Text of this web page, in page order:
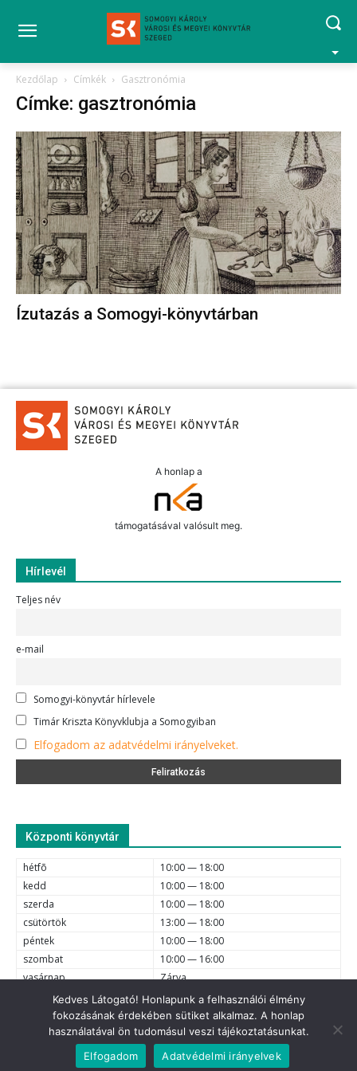
Kezdőlap Címkék Gasztronómia
Címke: gasztronómia
Ízutazás a Somogyi-könyvtárban
A honlap a
támogatásával valósult meg.
Hírlevél
Teljes név
e-mail
Somogyi-könyvtár hírlevele
Timár Kriszta Könyvklubja a Somogyiban
Elfogadom az adatvédelmi irányelveket.
Központi könyvtár
hétfõ
10:00 — 18:00
kedd
10:00 — 18:00
szerda
10:00 — 18:00
csütörtök
13:00 — 18:00
péntek
10:00 — 18:00
szombat
10:00 — 16:00
vasárnap
Zárva
6720 Szeged, Dóm tér 1-4. (62) 425-525, (62) 630-634; e-mail
© 2021 Somogyi Károly Városi és Megyei Könyvtár - Minden jog
fenntartva.
Kedves Látogató! Honlapunk a felhasználói élmény
fokozásának érdekében sütiket alkalmaz. A honlap
használatával ön tudomásul veszi tájékoztatásunkat.
Elfogadom
Adatvédelmi irányelvek